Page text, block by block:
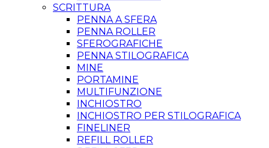
SCRITTURA
PENNA A SFERA
PENNA ROLLER
SFEROGRAFICHE
PENNA STILOGRAFICA
MINE
PORTAMINE
MULTIFUNZIONE
INCHIOSTRO
INCHIOSTRO PER STILOGRAFICA
FINELINER
REFILL ROLLER